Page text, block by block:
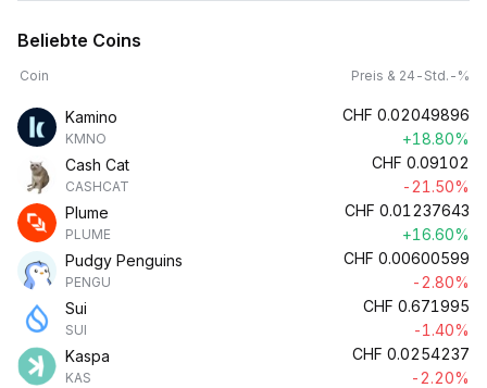
Beliebte Coins
Coin Preis & 24-Std.-%
Kamino
KMNO
CHF 0.02049896
+18.80%
Cash Cat
CASHCAT
CHF 0.09102
-21.50%
Plume
PLUME
CHF 0.01237643
+16.60%
Pudgy Penguins
PENGU
CHF 0.00600599
-2.80%
Sui
SUI
CHF 0.671995
-1.40%
Kaspa
KAS
CHF 0.0254237
-2.20%